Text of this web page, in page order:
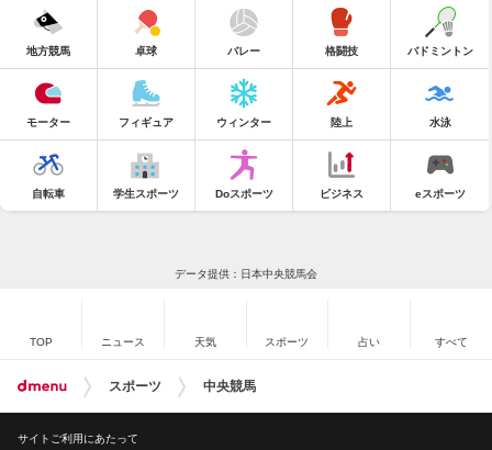
地方競馬 卓球 バレー 格闘技 バドミントン
モーター フィギュア ウィンター 陸上 水泳
自転車 学生スポーツ Doスポーツ ビジネス eスポーツ
データ提供：日本中央競馬会
TOP ニュース 天気 スポーツ 占い すべて
スポーツ 中央競馬
サイトご利用にあたって